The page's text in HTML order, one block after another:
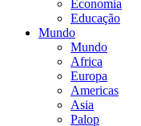
Economia
Educação
Mundo
Mundo
Africa
Europa
Americas
Asia
Palop